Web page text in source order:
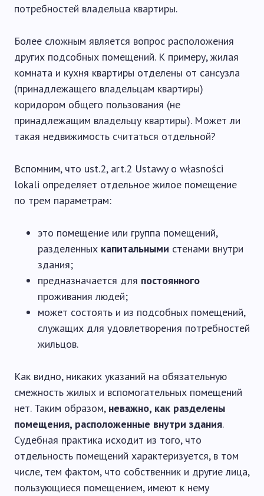
потребностей владельца квартиры.
Более сложным является вопрос расположения
других подсобных помещений. К примеру, жилая
комната и кухня квартиры отделены от сансузла
(принадлежащего владельцам квартиры)
коридором общего пользования (не
принадлежащим владельцу квартиры). Может ли
такая недвижимость считаться отдельной?
Вспомним, что ust.2, art.2 Ustawy o własności
lokali определяет отдельное жилое помещение
по трем параметрам:
это помещение или группа помещений,
разделенных капитальными стенами внутри
здания;
предназначается для постоянного
проживания людей;
может состоять и из подсобных помещений,
служащих для удовлетворения потребностей
жильцов.
Как видно, никаких указаний на обязательную
смежность жилых и вспомогательных помещений
нет. Таким образом, неважно, как разделены
помещения, расположенные внутри здания.
Судебная практика исходит из того, что
отдельность помещений характеризуется, в том
числе, тем фактом, что собственник и другие лица,
пользующиеся помещением, имеют к нему